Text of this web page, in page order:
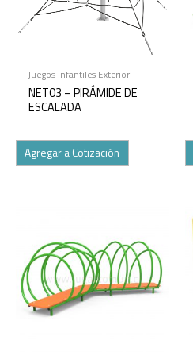
Juegos Infantiles Exterior
NET03 – PIRÁMIDE DE
ESCALADA
Agregar a Cotización